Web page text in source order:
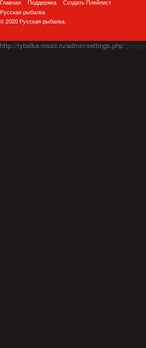
Главная Поддержка
Создать Плейлист
Русская рыбалка
© 2020 Русская рыбалка.
http://rybalka-rossii.ru/admin/settings.php